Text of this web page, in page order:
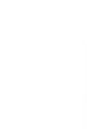
inoxidable
Pintura
RAL serie
tipo buje
triangular o